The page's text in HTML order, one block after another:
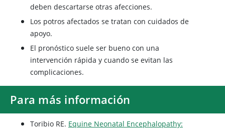
deben descartarse otras afecciones.
Los potros afectados se tratan con cuidados de
apoyo.
El pronóstico suele ser bueno con una
intervención rápida y cuando se evitan las
complicaciones.
Para más información
Toribio RE. Equine Neonatal Encephalopathy: